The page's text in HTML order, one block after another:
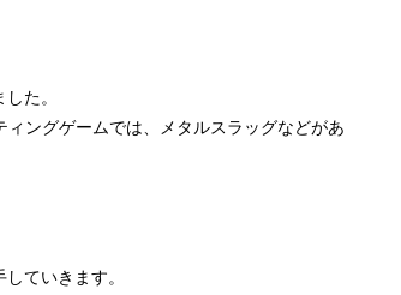
た。
ングゲームでは、メタルスラッグなどがあ
ていきます。